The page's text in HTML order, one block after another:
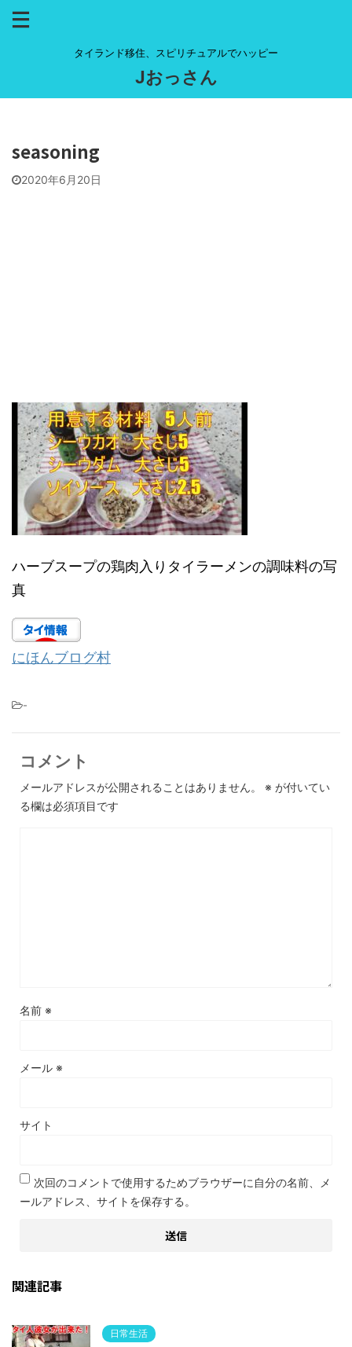
タイランド移住、スピリチュアルでハッピー
Jおっさん
seasoning
2020年6月20日
ハーブスープの鶏肉入りタイラーメンの調味料の写
真
にほんブログ村
-
コメント
メールアドレスが公開されることはありません。 ※ が付いてい
る欄は必須項目です
名前 ※
メール ※
サイト
次回のコメントで使用するためブラウザーに自分の名前、メ
ールアドレス、サイトを保存する。
関連記事
日常生活